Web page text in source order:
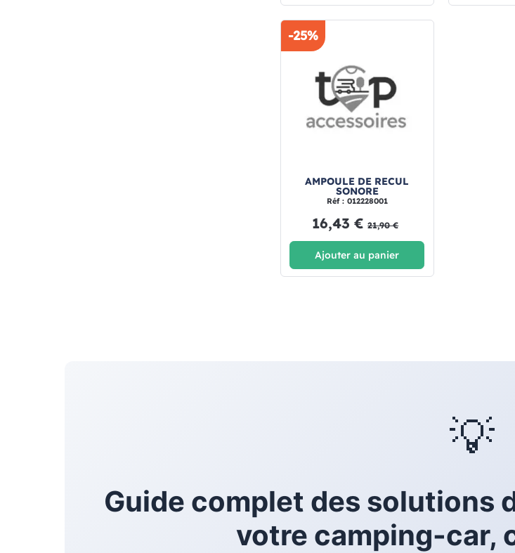
-25%
AMPOULE DE RECUL
SONORE
Réf : 012228001
16,43 € 21,90 €
Ajouter au panier
💡
Guide complet des solutions
votre camping-car,